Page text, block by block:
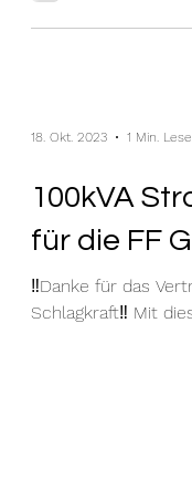
18. Okt. 2023 1 Min.
100kVA
für die FF
‼️Danke für das
Schlagkraft‼️ Mit